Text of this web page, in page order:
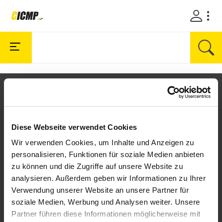
Diese Webseite verwendet Cookies
Wir verwenden Cookies, um Inhalte und Anzeigen zu
personalisieren, Funktionen für soziale Medien anbieten
zu können und die Zugriffe auf unsere Website zu
analysieren. Außerdem geben wir Informationen zu Ihrer
Verwendung unserer Website an unsere Partner für
soziale Medien, Werbung und Analysen weiter. Unsere
Partner führen diese Informationen möglicherweise mit
Unternehmen
Über uns
Karriere